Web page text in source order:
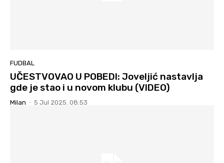
FUDBAL
UČESTVOVAO U POBEDI: Joveljić nastavlja
gde je stao i u novom klubu (VIDEO)
Milan - 5 Jul 2025. 08:53